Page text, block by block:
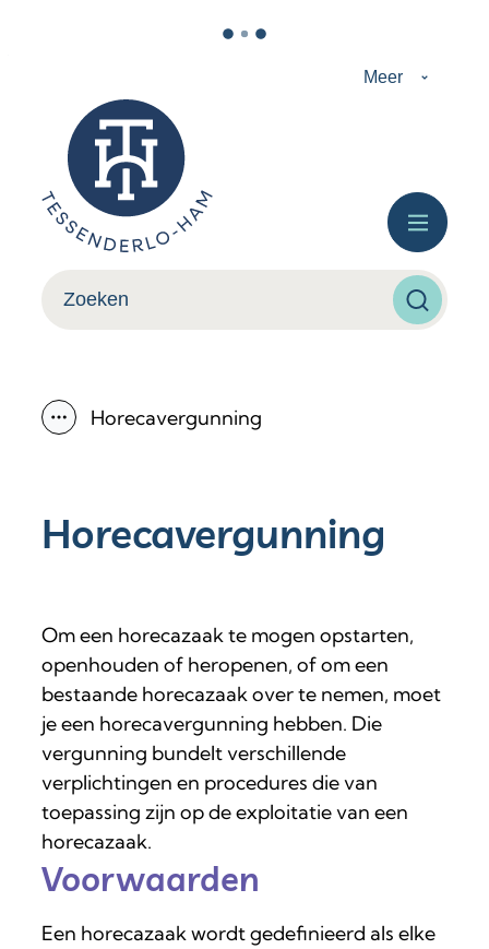
Meer
Tessenderlo-Ham
Zoeken
Menu
Toon alle broodkruimel items
Horecavergunning
Horecavergunning
Om een horecazaak te mogen opstarten,
openhouden of heropenen, of om een
bestaande horecazaak over te nemen, moet
je een horecavergunning hebben. Die
vergunning bundelt verschillende
verplichtingen en procedures die van
toepassing zijn op de exploitatie van een
horecazaak.
Voorwaarden
Een horecazaak wordt gedefinieerd als elke